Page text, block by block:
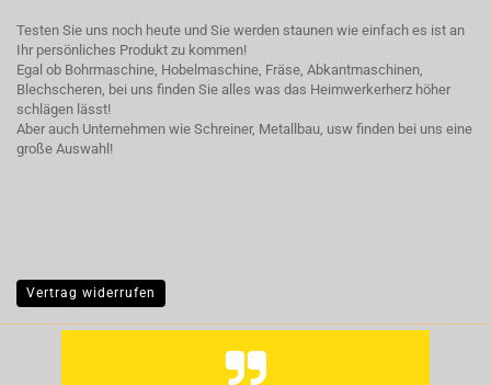
Testen Sie uns noch heute und Sie werden staunen wie einfach es ist an
Ihr persönliches Produkt zu kommen!
Egal ob Bohrmaschine, Hobelmaschine, Fräse, Abkantmaschinen,
Blechscheren, bei uns finden Sie alles was das Heimwerkerherz höher
schlägen lässt!
Aber auch Unternehmen wie Schreiner, Metallbau, usw finden bei uns eine
große Auswahl!
Vertrag widerrufen